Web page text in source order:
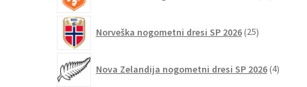
Norveška nogometni dresi SP 2026 25izdelkov
Nova Zelandija nogometni dresi SP 2026 4izdelki